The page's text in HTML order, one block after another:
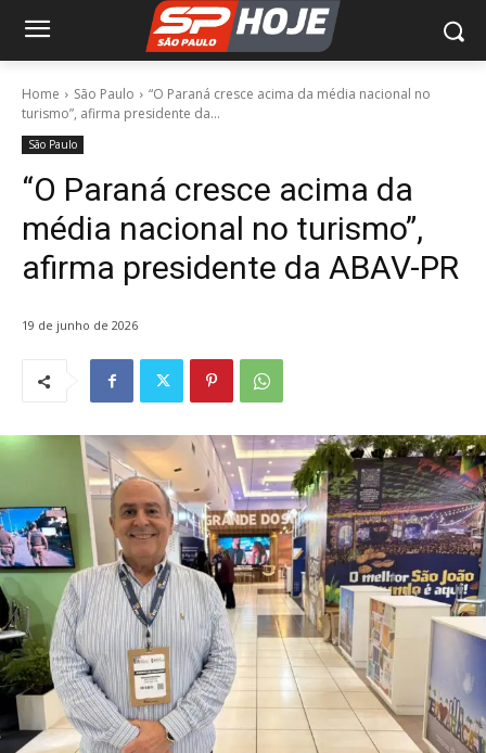
Home São Paulo
“O Paraná cresce acima da média nacional no
turismo”, afirma presidente da...
São Paulo
“O Paraná cresce acima da
média nacional no turismo”,
afirma presidente da ABAV-PR
19 de junho de 2026